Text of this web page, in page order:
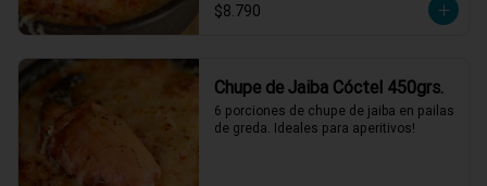
$8.790
Chupe de Jaiba Cóctel 450grs.
6 porciones de chupe de jaiba en pailas
de greda. Ideales para aperitivos!